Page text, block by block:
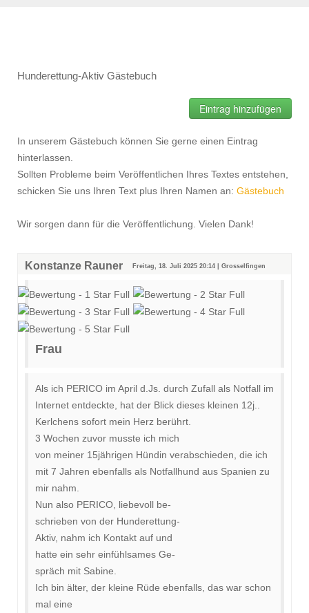
Hunderettung-Aktiv Gästebuch
Eintrag hinzufügen
In unserem Gästebuch können Sie gerne einen Eintrag
hinterlassen.
Sollten Probleme beim Veröffentlichen Ihres Textes entstehen,
schicken Sie uns Ihren Text plus Ihren Namen an: Gästebuch
Wir sorgen dann für die Veröffentlichung. Vielen Dank!
Konstanze Rauner Freitag, 18. Juli 2025 20:14 | Grosselfingen
Frau
Als ich PERICO im April d.Js. durch Zufall als Notfall im
Internet entdeckte, hat der Blick dieses kleinen 12j..
Kerlchens sofort mein Herz berührt.
3 Wochen zuvor musste ich mich
von meiner 15jährigen Hündin verabschieden, die ich
mit 7 Jahren ebenfalls als Notfallhund aus Spanien zu
mir nahm.
Nun also PERICO, liebevoll be-
schrieben von der Hunderettung-
Aktiv, nahm ich Kontakt auf und
hatte ein sehr einfühlsames Ge-
spräch mit Sabine.
Ich bin älter, der kleine Rüde ebenfalls, das war schon
mal eine